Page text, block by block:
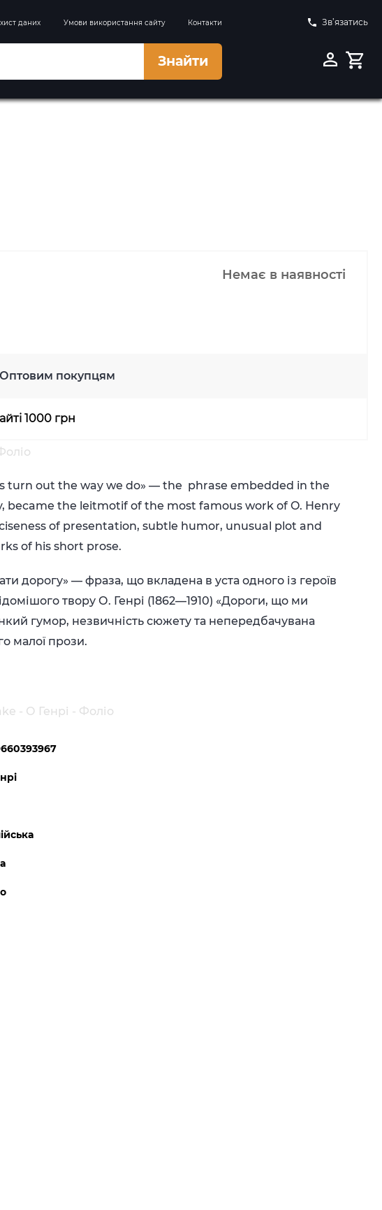
даних Умови використання сайту Контакти Зв’язатись
Знайти
Немає в наявності
Оптовим покупцям
1000 грн
turn out the way we do» — the phrase embedded in the
became the leitmotif of the most famous work of O. Henry
of presentation, subtle humor, unusual plot and
of his short prose.
дорогу» — фраза, що вкладена в уста одного із героїв
твору О. Генрі (1862—1910) «Дороги, що ми
гумор, незвичність сюжету та непередбачувана
малої прози.
- О Генрі - Фоліо